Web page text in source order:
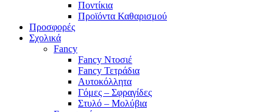
Ποντίκια
Προϊόντα Καθαρισμού
Προσφορές
Σχολικά
Fancy
Fancy Ντοσιέ
Fancy Τετράδια
Αυτοκόλλητα
Γόμες – Σφραγίδες
Στυλό – Μολύβια